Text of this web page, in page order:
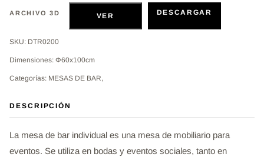
ARCHIVO 3D VER DESCARGAR
SKU: DTR0200
Dimensiones: Φ60x100cm
Categorías: MESAS DE BAR,
DESCRIPCIÓN
La mesa de bar individual es una mesa de mobiliario para
eventos. Se utiliza en bodas y eventos sociales, tanto en